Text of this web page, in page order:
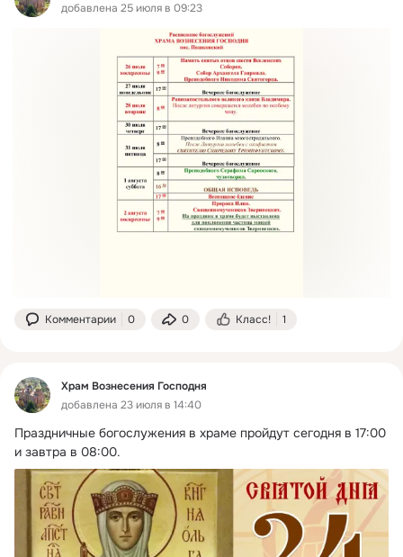
добавлена 25 июля в 09:23
Комментарии 0 0 Класс! 1
Храм Вознесения Господня
добавлена 23 июля в 14:40
Праздничные богослужения в храме пройдут сегодня в 17:00
и завтра в 08:00.